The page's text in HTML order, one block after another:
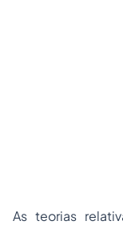
As teorias